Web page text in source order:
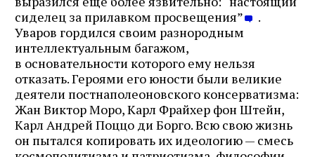
сиделец за прилавком просвещения”
.
Уваров гордился своим разнородным
интеллектуальным багажом,
в основательности которого ему нельзя
отказать. Героями его юности были великие
деятели постнаполеоновского консерватизма:
Жан Виктор Моро, Карл Фрайхер фон Штейн,
Карл Андрей Поццо ди Борго. Всю свою жизнь
он пытался копировать их идеологию — смесь